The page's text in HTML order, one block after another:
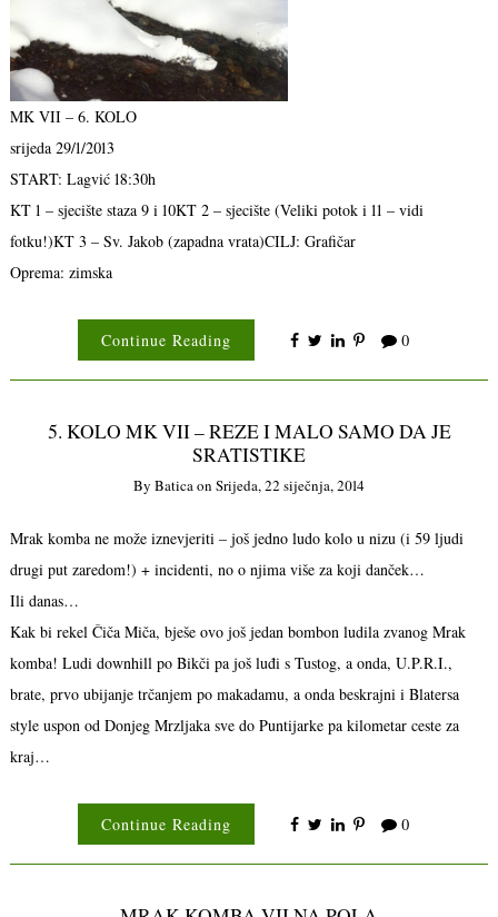
MK VII – 6. KOLO
srijeda 29/1/2013
START: Lagvić 18:30h
KT 1 – sjecište staza 9 i 10KT 2 – sjecište (Veliki potok i 11 – vidi
fotku!)KT 3 – Sv. Jakob (zapadna vrata)CILJ: Grafičar
Oprema: zimska
Continue Reading 0
5. KOLO MK VII – REZE I MALO SAMO DA JE
SRATISTIKE
By Baticaon Srijeda, 22 siječnja, 2014
Mrak komba ne može iznevjeriti – još jedno ludo kolo u nizu (i 59 ljudi
drugi put zaredom!) + incidenti, no o njima više za koji danček…
Ili danas…
Kak bi rekel Čiča Miča, bješe ovo još jedan bombon ludila zvanog Mrak
komba! Ludi downhill po Bikči pa još luđi s Tustog, a onda, U.P.R.I.,
brate, prvo ubijanje trčanjem po makadamu, a onda beskrajni i Blatersa
style uspon od Donjeg Mrzljaka sve do Puntijarke pa kilometar ceste za
kraj…
Continue Reading 0